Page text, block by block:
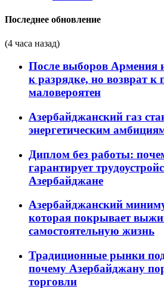
Последнее обновление
(4 часа назад)
После выборов Армения
к разрядке, но возврат к
маловероятен
Азербайджанский газ
энергетическим
Диплом без работы:
гарантирует
Азербайджане
Азербайджанский
которая покрывает
самостоятельную жизнь
Традиционные рынки под
почему Азербайджану
торговли